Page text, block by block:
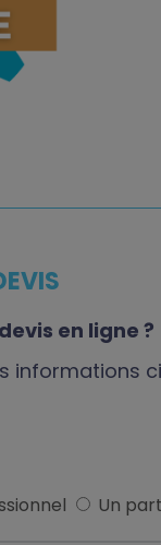
en ligne ?
informations
Un